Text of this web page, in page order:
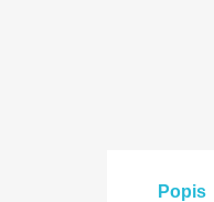
Popis